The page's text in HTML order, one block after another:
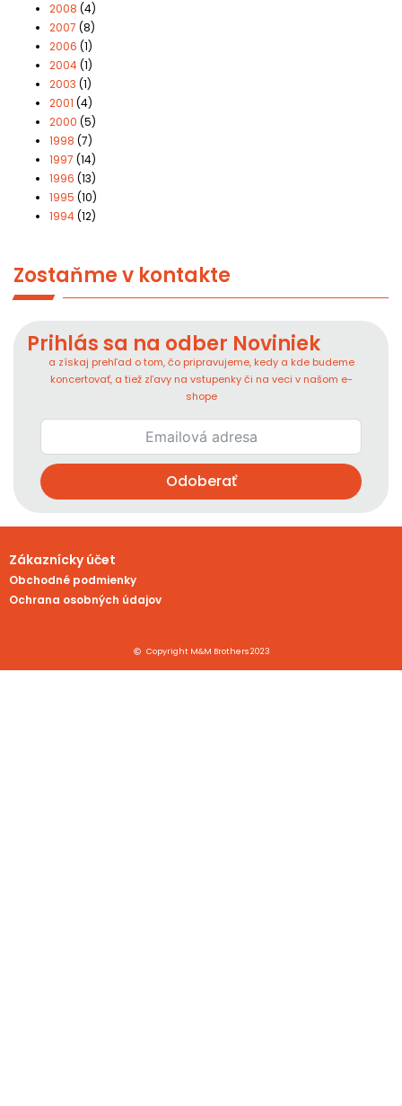
2008 (4)
2007 (8)
2006 (1)
2004(1)
2003 (1)
2001 (4)
2000 (5)
1998 (7)
1997 (14)
1996 (13)
1995 (10)
1994(12)
Zostaňme v kontakte
Prihlás sa na odber Noviniek
a získaj prehľad o tom, čo pripravujeme, kedy a kde budeme
koncertovať, a tiež zľavy na vstupenky či na veci v našom e-
shope
Odoberať
Zákaznícky účet
Obchodné podmienky
Ochrana osobných údajov
Copyright M&M Brothers 2023